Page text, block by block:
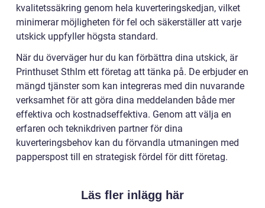
kvalitetssäkring genom hela kuverteringskedjan, vilket
minimerar möjligheten för fel och säkerställer att varje
utskick uppfyller högsta standard.
När du överväger hur du kan förbättra dina utskick, är
Printhuset Sthlm ett företag att tänka på. De erbjuder en
mängd tjänster som kan integreras med din nuvarande
verksamhet för att göra dina meddelanden både mer
effektiva och kostnadseffektiva. Genom att välja en
erfaren och teknikdriven partner för dina
kuverteringsbehov kan du förvandla utmaningen med
papperspost till en strategisk fördel för ditt företag.
Läs fler inlägg här